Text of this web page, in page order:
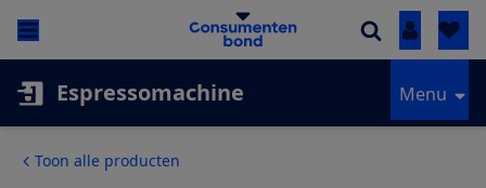
Inloggen
Espressomachine Menu
Toon alle producten